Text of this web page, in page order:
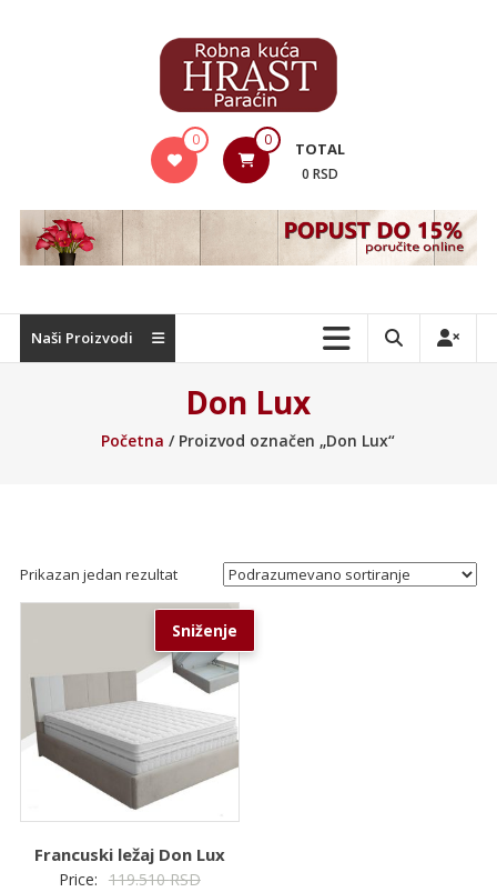
Nameštaj
0 0 TOTAL
0 RSD
Naši Proizvodi
Don Lux
Početna / Proizvod označen „Don Lux“
Prikazan jedan rezultat
Sniženje
Francuski ležaj Don Lux
Price: 119.510RSDOriginalna